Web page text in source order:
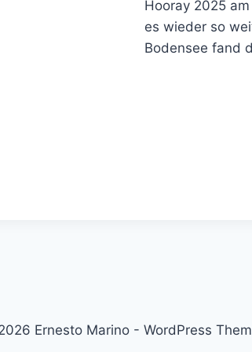
Hooray 2025
es wieder so
Bodensee fand
Ernesto Marino - WordPress